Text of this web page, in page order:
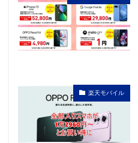
楽天モバイル